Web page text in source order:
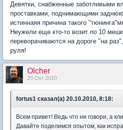
Девятки, снабженные заботливыми
проставками, поднимающими
истиннаяя причина такого
Неужели еще кто-то возит по 10
переворачиваются на дороге "на
руля!
Olcher
20 Окт 2010
fortus1 сказал(а) 20.10.2010, 8:18:
Всем привет! Ведь что ни говори, а
Давайте поделимся опытом, как